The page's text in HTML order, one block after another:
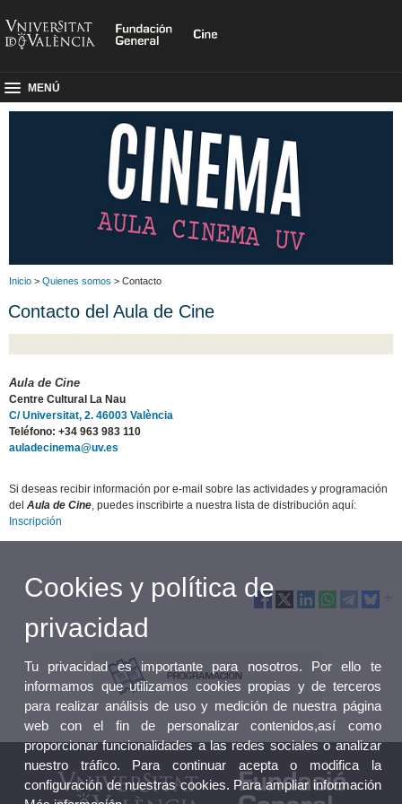
MENÚ
Inicio > Quienes somos > Contacto
Contacto del Aula de Cine
Aula de Cine
Centre Cultural La Nau
C/ Universitat, 2. 46003 València
Teléfono:+34 963 983 110
auladecinema@uv.es
Si deseas recibir información por e-mail sobre las actividades y programación
delAula de Cine, puedes inscribirte a nuestra lista de distribución aquí:
Inscripción
Cookies y política de
privacidad
Tu privacidad es importante para nosotros. Por ello te
informamos que utilizamos cookies propias y de terceros
para realizar análisis de uso y medición de nuestra página
web con el fin de personalizar contenidos,así como
proporcionar funcionalidades a las redes sociales o analizar
nuestro tráfico. Para continuar acepta o modifica la
configuración de nuestras cookies. Para ampliar información